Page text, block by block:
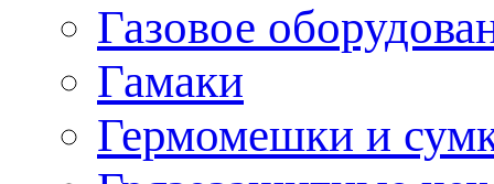
Газовое
Гамаки
Гермомешки и